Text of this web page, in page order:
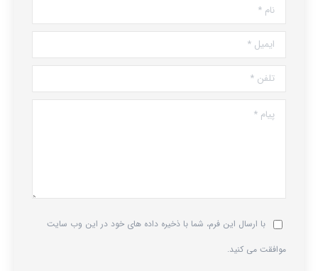
نام *
ایمیل *
تلفن *
پیام *
با ارسال این فرم، شما با ذخیره داده های خود در این وب سایت
موافقت می کنید.